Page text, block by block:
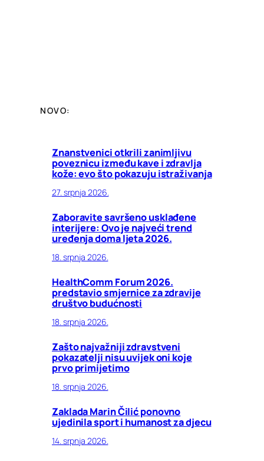
NOVO:
Znanstvenici otkrili zanimljivu
poveznicu između kave i zdravlja
kože: evo što pokazuju istraživanja
27. srpnja 2026.
Zaboravite savršeno usklađene
interijere: Ovo je najveći trend
uređenja doma ljeta 2026.
18. srpnja 2026.
HealthComm Forum 2026.
predstavio smjernice za zdravije
društvo budućnosti
18. srpnja 2026.
Zašto najvažniji zdravstveni
pokazatelji nisu uvijek oni koje
prvo primijetimo
18. srpnja 2026.
Zaklada Marin Čilić ponovno
ujedinila sport i humanost za djecu
14. srpnja 2026.